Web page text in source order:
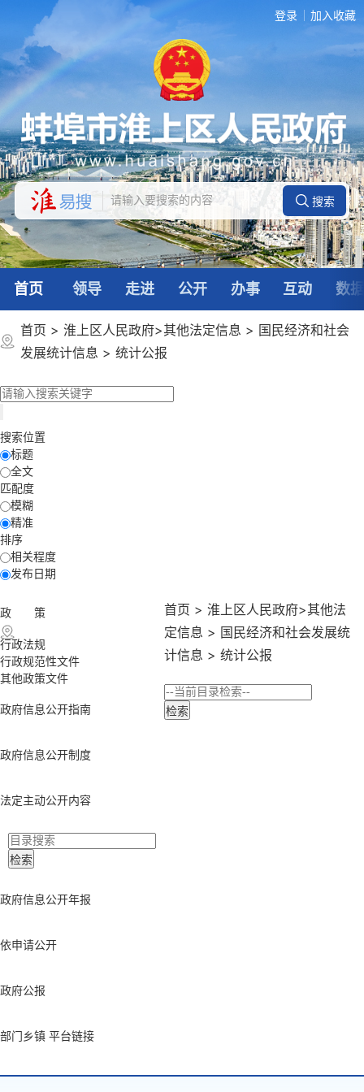
登录 加入收藏
首页 领导 走进 公开 办事 互动 数
首页 > 淮上区人民政府>其他法定信息 > 国民经济和社会
发展统计信息 > 统计公报
搜索位置
标题
全文
匹配度
模糊
精准
排序
相关程度
发布日期
政 策
行政法规
行政规范性文件
其他政策文件
政府信息公开指南
政府信息公开制度
法定主动公开内容
政府信息公开年报
依申请公开
政府公报
部门乡镇 平台链接
首页 > 淮上区人民政府>其他法
定信息 > 国民经济和社会发展统
计信息 > 统计公报